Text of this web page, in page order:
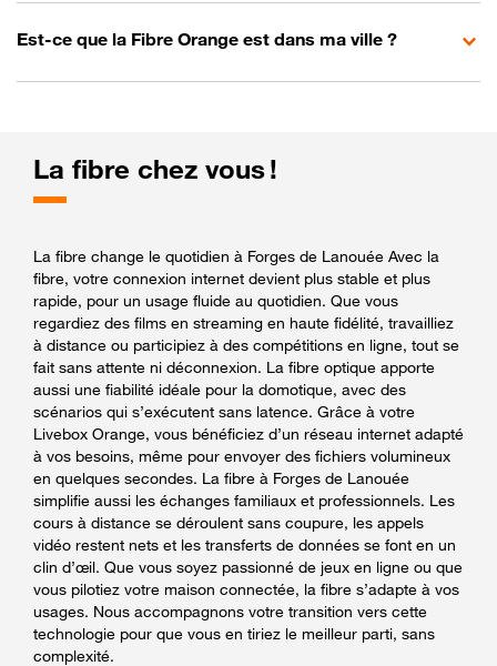
Est-ce que la Fibre Orange est dans ma ville ?
La fibre chez vous !
La fibre change le quotidien à Forges de Lanouée Avec la
fibre, votre connexion internet devient plus stable et plus
rapide, pour un usage fluide au quotidien. Que vous
regardiez des films en streaming en haute fidélité, travailliez
à distance ou participiez à des compétitions en ligne, tout se
fait sans attente ni déconnexion. La fibre optique apporte
aussi une fiabilité idéale pour la domotique, avec des
scénarios qui s’exécutent sans latence. Grâce à votre
Livebox Orange, vous bénéficiez d’un réseau internet adapté
à vos besoins, même pour envoyer des fichiers volumineux
en quelques secondes. La fibre à Forges de Lanouée
simplifie aussi les échanges familiaux et professionnels. Les
cours à distance se déroulent sans coupure, les appels
vidéo restent nets et les transferts de données se font en un
clin d’œil. Que vous soyez passionné de jeux en ligne ou que
vous pilotiez votre maison connectée, la fibre s’adapte à vos
usages. Nous accompagnons votre transition vers cette
technologie pour que vous en tiriez le meilleur parti, sans
complexité.